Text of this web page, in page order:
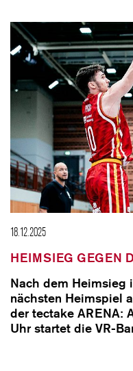
18.12.2025
HEIMSIEG GEGEN
Nach dem Heimsieg
nächsten Heimspiel
der tectake ARENA:
Uhr startet die VR-